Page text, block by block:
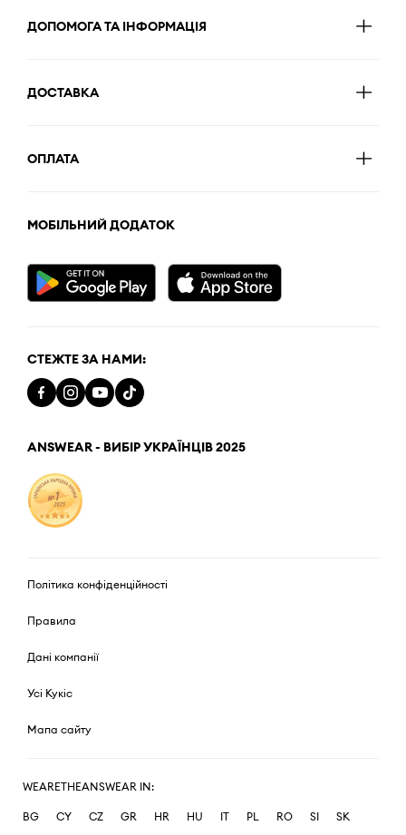
ДОПОМОГА ТА ІНФОРМАЦІЯ
ДОСТАВКА
ОПЛАТА
МОБІЛЬНИЙ ДОДАТОК
СТЕЖТЕ ЗА НАМИ:
ANSWEAR - ВИБІР УКРАЇНЦІВ 2025
Політика конфіденційності
Правила
Дані компанії
Усі Кукіс
Мапа сайту
WEARETHEANSWEAR IN:
BG CY CZ GR HR HU IT PL RO SI
SK